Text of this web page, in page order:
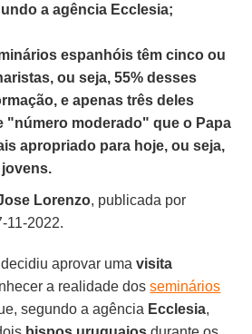
a agência Ecclesia;
espanhóis têm cinco ou
ou seja, 55% desses
e apenas três deles
"número moderado" que o Papa
apropriado para hoje, ou seja,
jovens.
Lorenzo, publicada por
11-2022.
decidiu aprovar umavisita
a realidade dosseminários
segundo a agência Ecclesia,